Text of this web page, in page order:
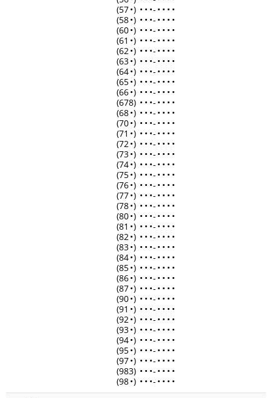
(57•) • • •- • • • •
(58•) • • •- • • • •
(60•) • • •- • • • •
(61 •) • • •- • • • •
(62•) • • •- • • • •
(63•) • • •- • • • •
(64•) • • •- • • • •
(65•) • • •- • • • •
(66•) • • •- • • • •
(678) • • •- • • • •
(68•) • • •- • • • •
(70•) • • •- • • • •
(71 •) • • •- • • • •
(72•) • • •- • • • •
(73•) • • •- • • • •
(74•) • • •- • • • •
(75•) • • •- • • • •
(76•) • • •- • • • •
(77•) • • •- • • • •
(78•) • • •- • • • •
(80•) • • •- • • • •
(81 •) • • •- • • • •
(82•) • • •- • • • •
(83•) • • •- • • • •
(84•) • • •- • • • •
(85•) • • •- • • • •
(86•) • • •- • • • •
(87•) • • •- • • • •
(90•) • • •- • • • •
(91 •) • • •- • • • •
(92•) • • •- • • • •
(93•) • • •- • • • •
(94•) • • •- • • • •
(95•) • • •- • • • •
(97•) • • •- • • • •
(983) • • •- • • • •
(98•) • • •- • • • •